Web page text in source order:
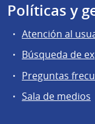
Políticas y
Atención al
Búsqueda de
Preguntas
Sala de medios